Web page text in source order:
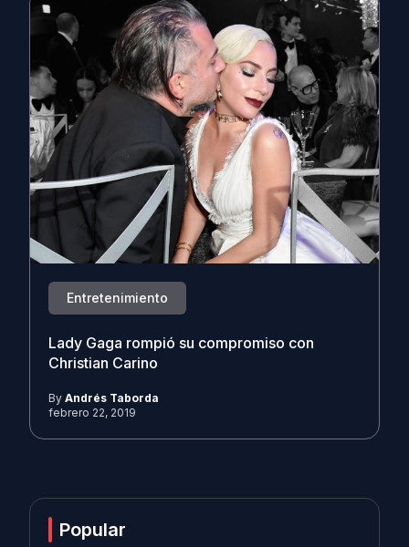
Entretenimiento
Lady Gaga rompió su compromiso con
Christian Carino
By Andrés Taborda
febrero 22, 2019
Popular